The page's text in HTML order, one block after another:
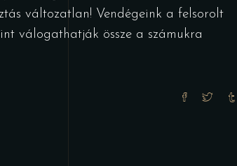
változatlan! Vendégeink a felsorolt
válogathatják össze a számukra